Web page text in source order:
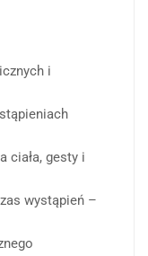
i
ciała, gesty i
wystąpień –